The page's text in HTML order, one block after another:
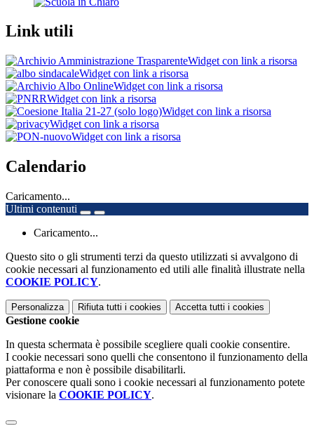
Link utili
Widget con link a risorsa
Widget con link a risorsa
Widget con link a risorsa
Widget con link a risorsa
Widget con link a risorsa
Widget con link a risorsa
Widget con link a risorsa
Calendario
Caricamento...
Ultimi contenuti
Caricamento...
Questo sito o gli strumenti terzi da questo utilizzati si avvalgono di
cookie necessari al funzionamento ed utili alle finalità illustrate nella
COOKIE POLICY.
Personalizza Rifiuta tutti i cookies Accetta tutti i cookies
Gestione cookie
In questa schermata è possibile scegliere quali cookie consentire.
I cookie necessari sono quelli che consentono il funzionamento della
piattaforma e non è possibile disabilitarli.
Per conoscere quali sono i cookie necessari al funzionamento potete
visionare la COOKIE POLICY.